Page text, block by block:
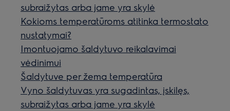
subraižytas arba jame yra skylė
Kokioms temperatūroms atitinka termostato
nustatymai?
Imontuojamo šaldytuvo reikalavimai
vėdinimui
Šaldytuve per žema temperatūra
Vyno šaldytuvas yra sugadintas, įskilęs,
subraižytas arba jame yra skylė